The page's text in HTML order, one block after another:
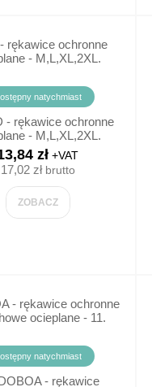
PAPIEROWE
rękawice ochronne
- M,L,XL,2XL.
natychmiast
zł +VAT
17,02 złbrutto
ZOBACZ
- rękawice ochronne
ocieplane - 11.
natychmiast